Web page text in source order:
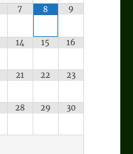
7 8 9
14 15 16
21 22 23
28 29 30